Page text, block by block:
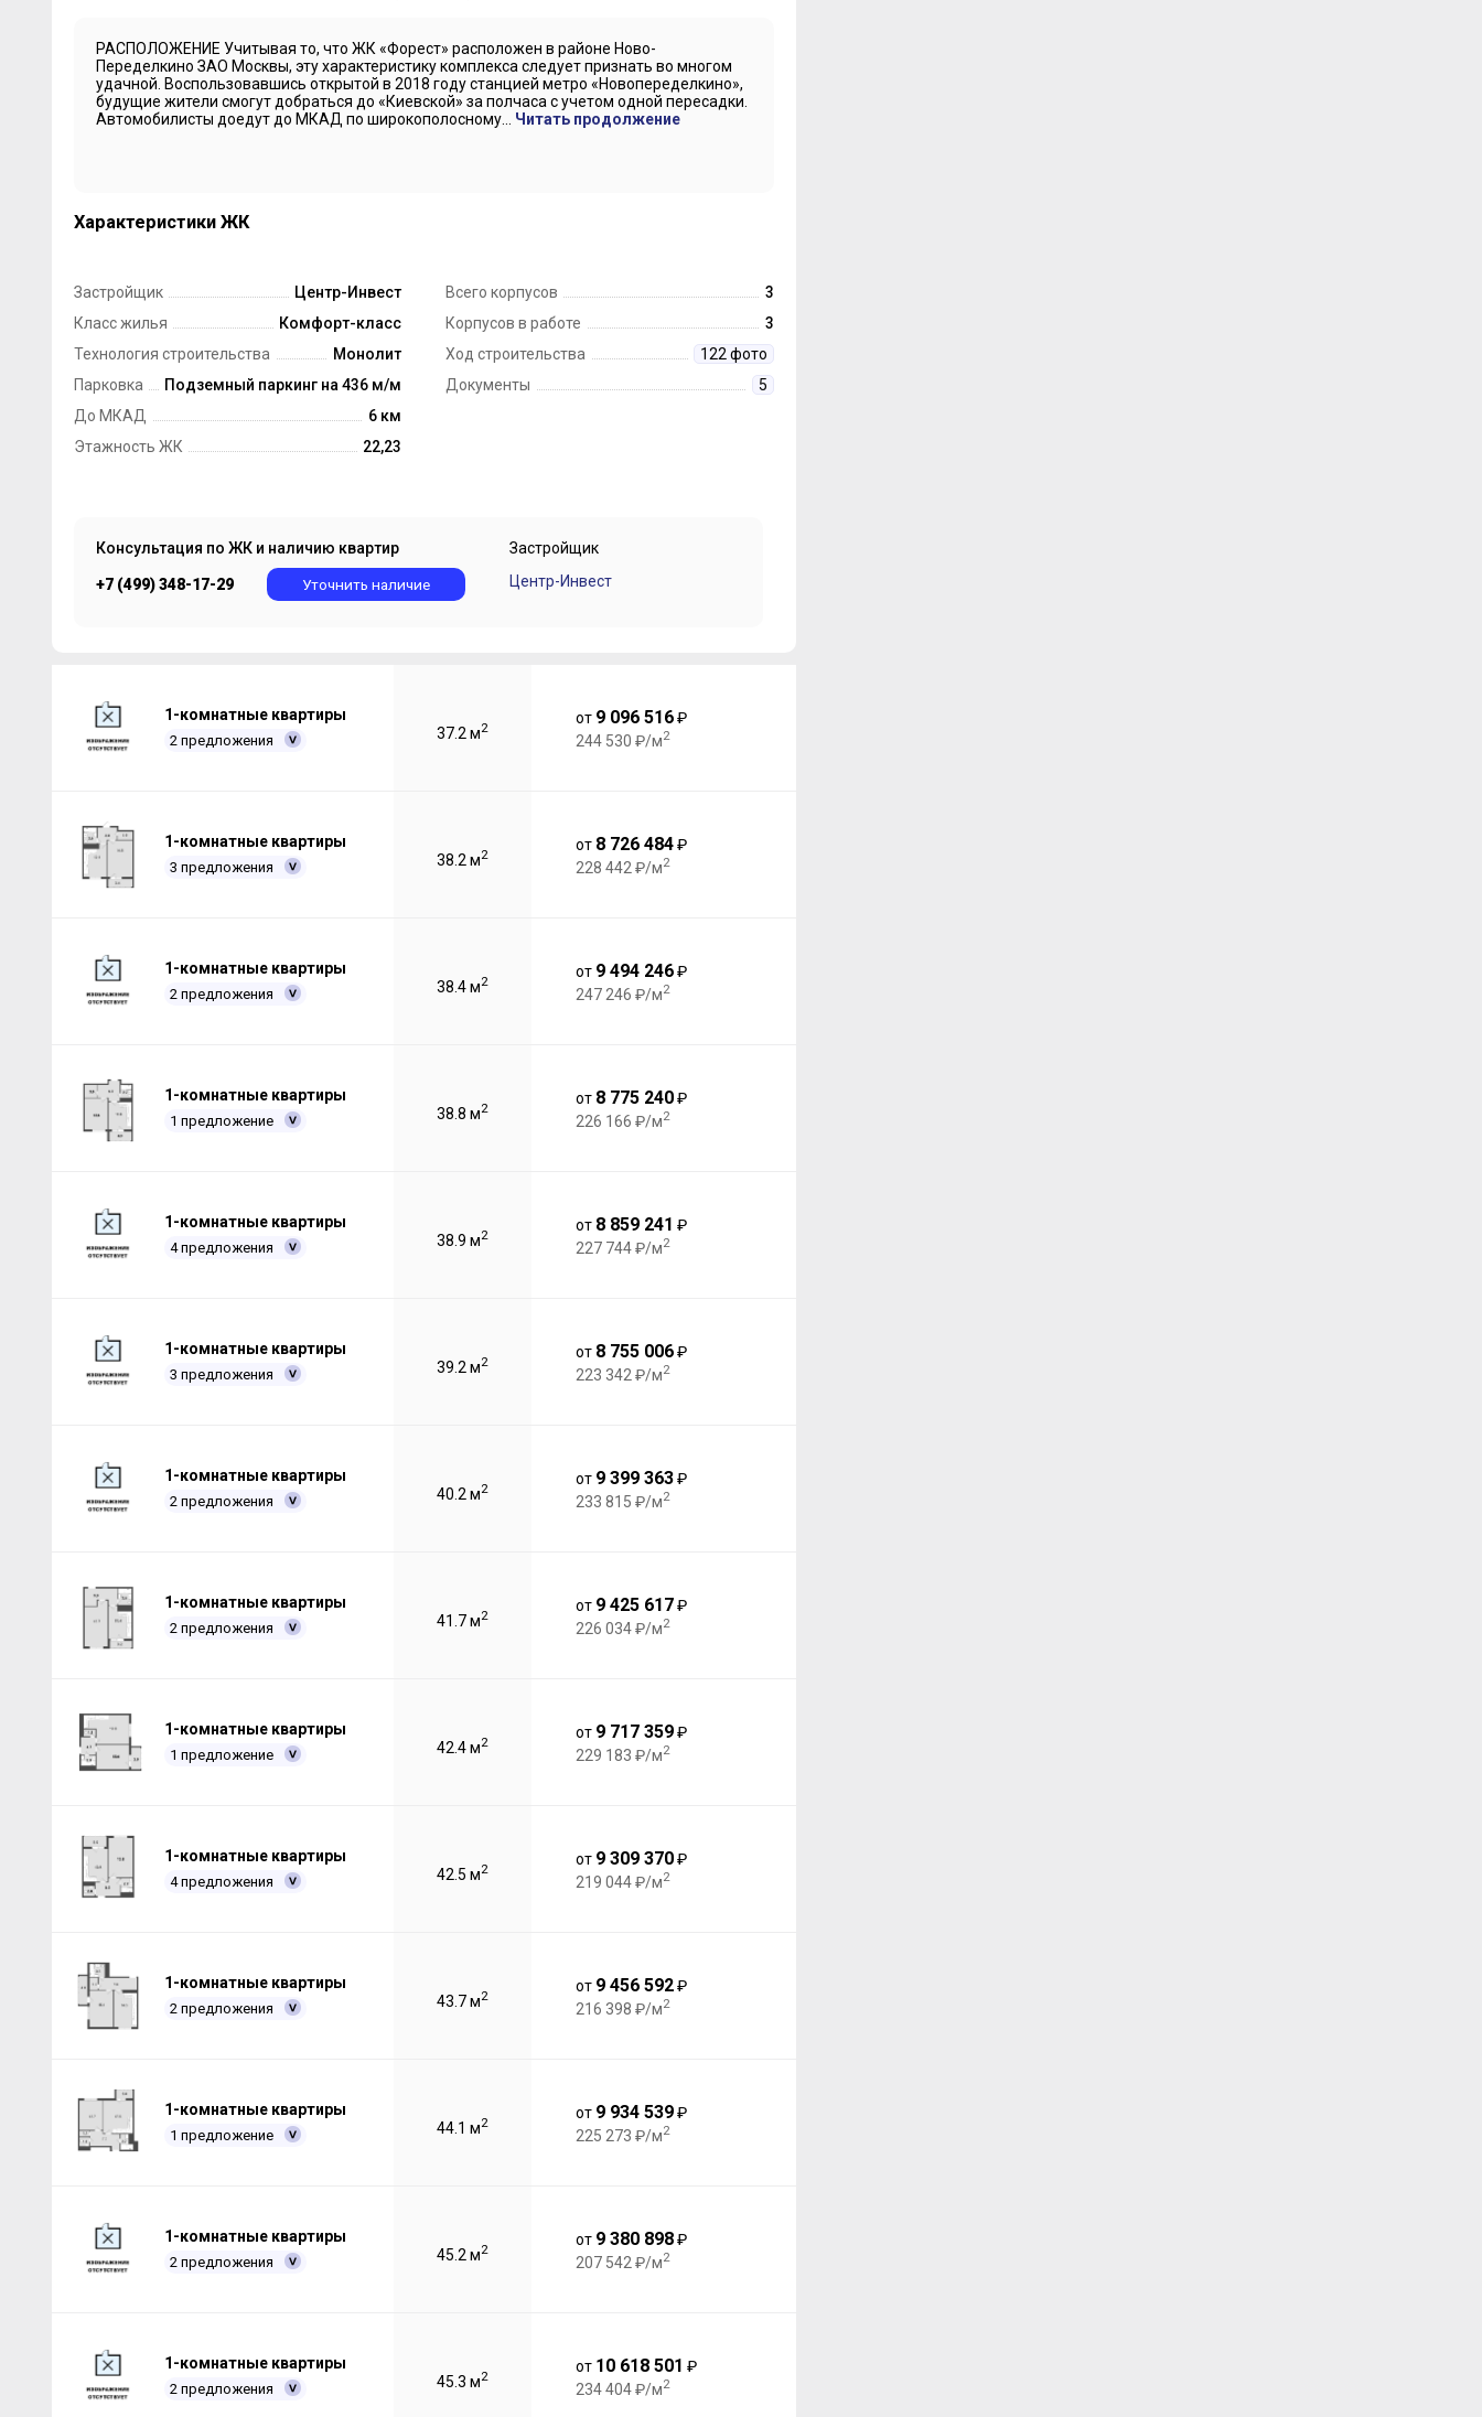
РАСПОЛОЖЕНИЕ Учитывая то, что ЖК «Форест» расположен в районе Ново-
Переделкино ЗАО Москвы, эту характеристику комплекса следует признать во многом
удачной. Воспользовавшись открытой в 2018 году станцией метро «Новопеределкино»,
будущие жители смогут добраться до «Киевской» за полчаса с учетом одной пересадки.
Автомобилисты доедут до МКАД по широкополосному... Читать продолжение
Характеристики ЖК
Застройщик
Центр-Инвест
Класс жилья
Комфорт-класс
Технология строительства
Монолит
Парковка
Подземный паркинг на 436 м/м
До МКАД
6 км
Этажность ЖК
22,23
Всего корпусов
3
Корпусов в работе
3
Ход строительства
122 фото
Документы
5
Консультация по ЖК и наличию квартир
+7 (499) 348-17-29 Уточнить наличие
Застройщик
Центр-Инвест
1-комнатные квартиры
2 предложения 37.2 м2
от 9 096 516₽
244 530 ₽/м2
1-комнатные квартиры
3 предложения 38.2 м2
от 8 726 484₽
228 442 ₽/м2
1-комнатные квартиры
2 предложения 38.4 м2
от 9 494 246₽
247 246 ₽/м2
1-комнатные квартиры
1 предложение 38.8 м2
от 8 775 240₽
226 166 ₽/м2
1-комнатные квартиры
4 предложения 38.9 м2
от 8 859 241 ₽
227 744 ₽/м2
1-комнатные квартиры
3 предложения 39.2 м2
от 8 755 006₽
223 342 ₽/м2
1-комнатные квартиры
2 предложения 40.2 м2
от 9 399 363₽
233 815 ₽/м2
1-комнатные квартиры
2 предложения 41.7 м2
от 9 425 617₽
226 034 ₽/м2
1-комнатные квартиры
1 предложение 42.4 м2
от 9 717 359₽
229 183 ₽/м2
1-комнатные квартиры
4 предложения 42.5 м2
от 9 309 370₽
219 044 ₽/м2
1-комнатные квартиры
2 предложения 43.7 м2
от 9 456 592₽
216 398 ₽/м2
1-комнатные квартиры
1 предложение 44.1 м2
от 9 934 539₽
225 273 ₽/м2
1-комнатные квартиры
2 предложения 45.2 м2
от 9 380 898₽
207 542 ₽/м2
1-комнатные квартиры
2 предложения 45.3 м2
от 10 618 501 ₽
234 404 ₽/м2